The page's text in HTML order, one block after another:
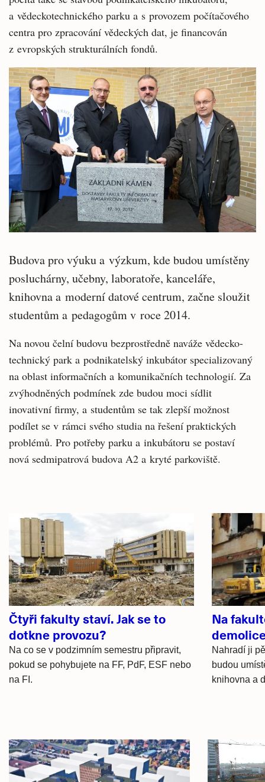
a vědeckotechnického parku a s provozem počítačového
centra pro zpracování vědeckých dat, je financován
z evropských strukturálních fondů.
Budova pro výuku a výzkum, kde budou umístěny
posluchárny, učebny, laboratoře, kanceláře,
knihovna a moderní datové centrum, začne sloužit
studentům a pedagogům v roce 2014.
Na novou čelní budovu bezprostředně naváže vědecko-
technický park a podnikatelský inkubátor specializovaný
na oblast informačních a komunikačních technologií. Za
zvýhodněných podmínek zde budou moci sídlit
inovativní firmy, a studentům se tak zlepší možnost
podílet se v rámci svého studia na řešení praktických
problémů. Pro potřeby parku a inkubátoru se postaví
nová sedmipatrová budova A2 a kryté parkoviště.
Související
články
Čtyři fakulty staví. Jak se to
dotkne provozu?
Na co se v podzimním semestru připravit,
pokud se pohybujete na FF, PdF, ESF nebo
na FI.
Na
Nahradí ji
budou
knihovna a
Hlavní
novinky